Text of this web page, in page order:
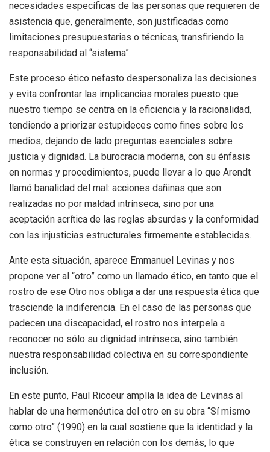
necesidades específicas de las personas que requieren de
asistencia que, generalmente, son justificadas como
limitaciones presupuestarias o técnicas, transfiriendo la
responsabilidad al “sistema”.
Este proceso ético nefasto despersonaliza las decisiones
y evita confrontar las implicancias morales puesto que
nuestro tiempo se centra en la eficiencia y la racionalidad,
tendiendo a priorizar estupideces como fines sobre los
medios, dejando de lado preguntas esenciales sobre
justicia y dignidad. La burocracia moderna, con su énfasis
en normas y procedimientos, puede llevar a lo que Arendt
llamó banalidad del mal: acciones dañinas que son
realizadas no por maldad intrínseca, sino por una
aceptación acrítica de las reglas absurdas y la conformidad
con las injusticias estructurales firmemente establecidas.
Ante esta situación, aparece Emmanuel Levinas y nos
propone ver al “otro” como un llamado ético, en tanto que el
rostro de ese Otro nos obliga a dar una respuesta ética que
trasciende la indiferencia. En el caso de las personas que
padecen una discapacidad, el rostro nos interpela a
reconocer no sólo su dignidad intrínseca, sino también
nuestra responsabilidad colectiva en su correspondiente
inclusión.
En este punto, Paul Ricoeur amplía la idea de Levinas al
hablar de una hermenéutica del otro en su obra “Sí mismo
como otro” (1990) en la cual sostiene que la identidad y la
ética se construyen en relación con los demás, lo que